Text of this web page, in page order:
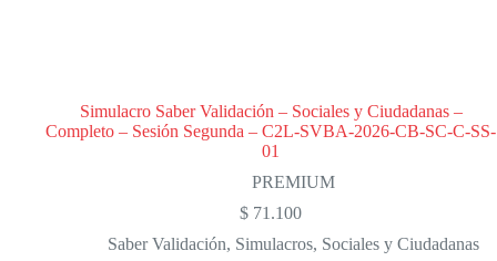
Simulacro Saber Validación – Sociales y Ciudadanas –
Completo – Sesión Segunda – C2L-SVBA-2026-CB-SC-C-SS-
01
PREMIUM
$ 71.100
Saber Validación, Simulacros, Sociales y Ciudadanas